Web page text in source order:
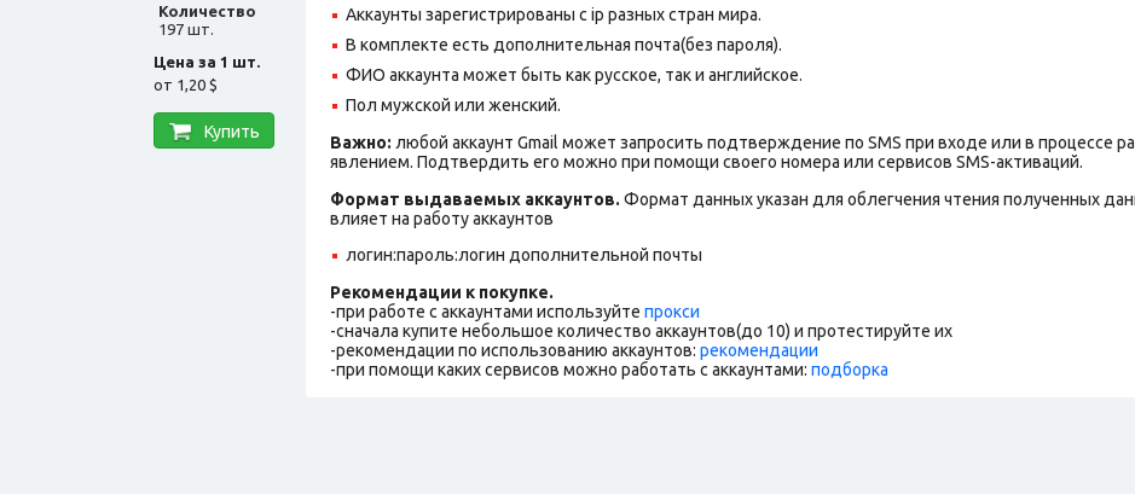
Количество
197 шт.
Цена за 1 шт.
от 1,20 $
Купить
Аккаунты зарегистрированы с ip разных стран мира.
В комплекте есть дополнительная почта(без пароля).
ФИО аккаунта может быть как русское, так и английское.
Пол мужской или женский.
Важно: любой аккаунт Gmail может запросить подтверждение по SMS при входе или в процессе
явлением. Подтвердить его можно при помощи своего номера или сервисов SMS-активаций.
Формат выдаваемых аккаунтов. Формат данных указан для облегчения чтения полученных
влияет на работу аккаунтов
логин:пароль:логин дополнительной почты
Рекомендации к покупке.
-при работе с аккаунтами используйте прокси
-сначала купите небольшое количество аккаунтов(до 10) и протестируйте их
-рекомендации по использованию аккаунтов: рекомендации
-при помощи каких сервисов можно работать с аккаунтами: подборка